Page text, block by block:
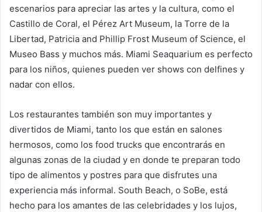
escenarios para apreciar las artes y la cultura, como el
Castillo de Coral, el Pérez Art Museum, la Torre de la
Libertad, Patricia and Phillip Frost Museum of Science, el
Museo Bass y muchos más. Miami Seaquarium es perfecto
para los niños, quienes pueden ver shows con delfines y
nadar con ellos.
Los restaurantes también son muy importantes y
divertidos de Miami, tanto los que están en salones
hermosos, como los food trucks que encontrarás en
algunas zonas de la ciudad y en donde te preparan todo
tipo de alimentos y postres para que disfrutes una
experiencia más informal. South Beach, o SoBe, está
hecho para los amantes de las celebridades y los lujos,